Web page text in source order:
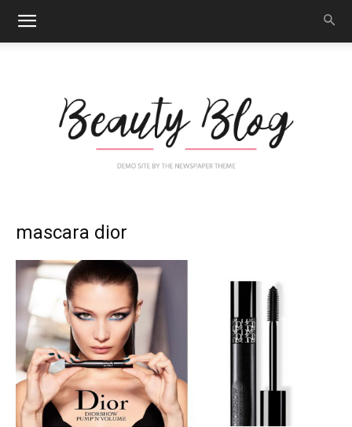
mascara dior